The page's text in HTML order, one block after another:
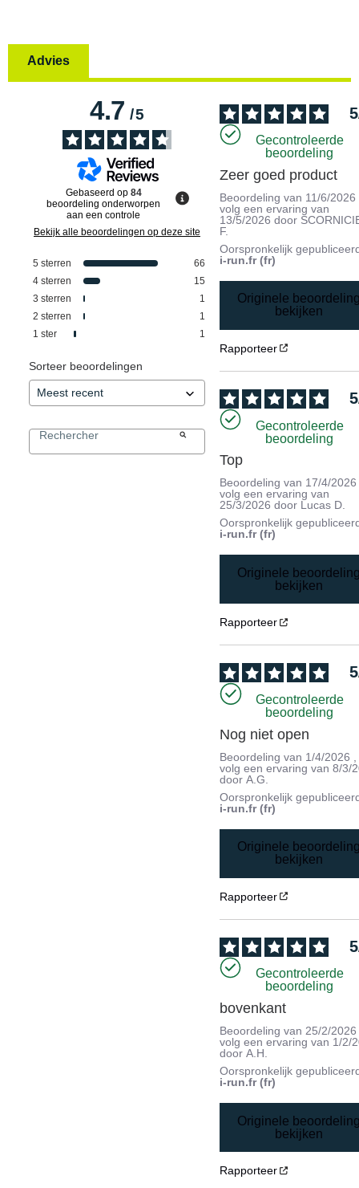
Advies
4.7/5
Gebaseerd op 84
beoordeling onderworpen
aan een controle
Bekijk alle beoordelingen op deze site
5 sterren
66
4 sterren
15
3 sterren
1
2 sterren
1
1 ster 1
Sorteer beoordelingen
5
Gecontroleerde
beoordeling
Zeer goed product
Beoordeling van 11/6/2026
volg een ervaring van
13/5/2026 door
F.
Oorspronkelijk
i-run.fr (fr)
Originele
bekijken
Rapporteer
5
Gecontroleerde
beoordeling
Top
Beoordeling van 17/4/2026
volg een ervaring van
25/3/2026 door Lucas D.
Oorspronkelijk
i-run.fr (fr)
Originele
bekijken
Rapporteer
5
Gecontroleerde
beoordeling
Nog niet open
Beoordeling van 1/4/2026
volg een ervaring van8/3/
doorA.G.
Oorspronkelijk
i-run.fr (fr)
Originele
bekijken
Rapporteer
5
Gecontroleerde
beoordeling
bovenkant
Beoordeling van 25/2/2026
volg een ervaring van 1/2/
doorA.H.
Oorspronkelijk
i-run.fr (fr)
Originele
bekijken
Rapporteer